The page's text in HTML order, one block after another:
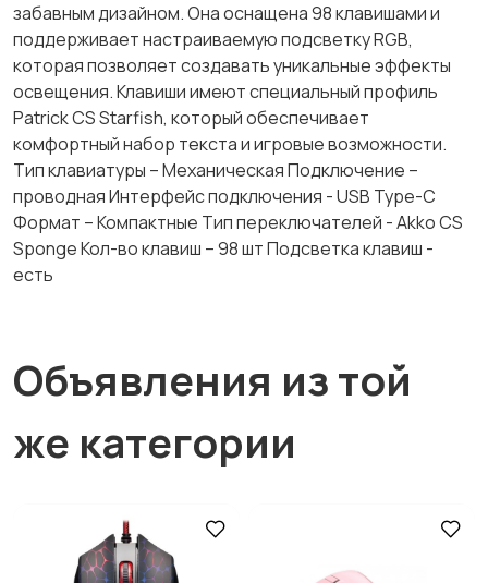
забавным дизайном. Она оснащена 98 клавишами и
поддерживает настраиваемую подсветку RGB,
которая позволяет создавать уникальные эффекты
освещения. Клавиши имеют специальный профиль
Patrick CS Starfish, который обеспечивает
комфортный набор текста и игровые возможности.
Тип клавиатуры – Механическая Подключение –
проводная Интерфейс подключения - USB Type-C
Формат – Компактные Тип переключателей - Akko CS
Sponge Кол-во клавиш – 98 шт Подсветка клавиш -
есть
Объявления из той
же категории